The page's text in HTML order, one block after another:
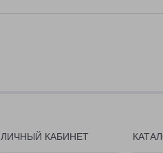
ЛИЧНЫЙ КАБИНЕТ